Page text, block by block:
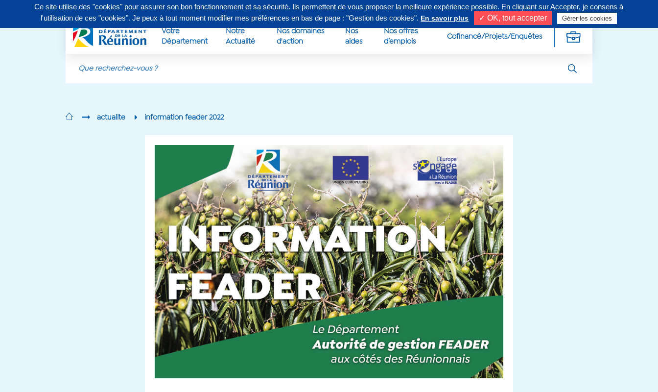
Contactez-nous au 0262 90 30 30, du lundi au vendredi de 8h à 16h30 Suivez-nous sur
Votre
Département
Notre
Actualité
Nos domaines
d'action
Nos
aides
Nos offres
d’emplois
Cofinancé/Projets/Enquêtes
actualite information feader 2022
Ce site utilise des "cookies" pour assurer son bon fonctionnement et sa sécurité. Ils permettent de vous proposer la meilleure expérience possible. En cliquant sur Accepter, je consens à
l'utilisation de ces "cookies". Je peux à tout moment modifier mes préférences en bas de page : "Gestion des cookies". En savoir plus ✓ OK, tout accepter Gérer les cookies